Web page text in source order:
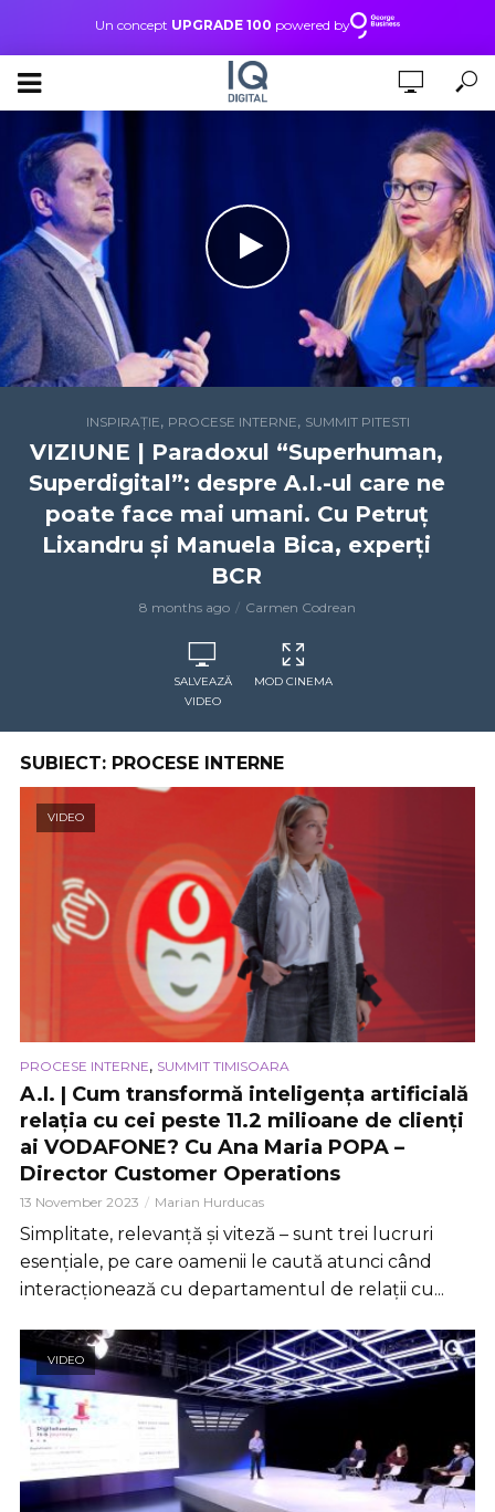
Un concept UPGRADE 100 powered by
INSPIRAȚIE, PROCESE INTERNE, SUMMIT PITESTI
VIZIUNE | Paradoxul “Superhuman,
Superdigital”: despre A.I.-ul care ne
poate face mai umani. Cu Petruț
Lixandru și Manuela Bica, experți
BCR
8 months ago Carmen Codrean
SALVEAZĂ
VIDEO
MOD CINEMA
SUBIECT: PROCESE INTERNE
VIDEO
PROCESE INTERNE, SUMMIT TIMISOARA
A.I. | Cum transformă inteligența artificială
relația cu cei peste 11.2 milioane de clienți
ai VODAFONE? Cu Ana Maria POPA –
Director Customer Operations
13 November 2023 Marian Hurducas
Simplitate, relevanță și viteză – sunt trei lucruri
esențiale, pe care oamenii le caută atunci când
interacționează cu departamentul de relații cu...
VIDEO